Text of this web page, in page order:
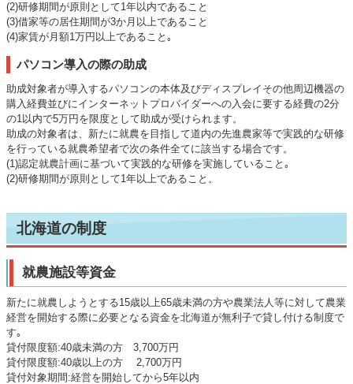
(2)研修期間が原則として1年以内であること
(3)借家等の居住期間が3か月以上であること
(4)家賃が月額1万円以上であること｡
パソコン導入の際の助成
助成対象者が導入するパソコンの本体及びディスプレイその他周辺機器の
購入経費並びにインターネットプロバイダーへの入会に要する経費の2分
の1以内で5万円を限度として助成が受けられます。
助成の対象者は、新たに就農を目指して道内の先進農家等で実践的な研修
を行っている就農希望者で次の条件全てに該当する場合です。
(1)認定就農計画に基づいて実践的な研修を実施していること｡
(2)研修期間が原則として1年以上であること。
北海道の制度
就農施設等資金
新たに就農しようとする15歳以上65歳未満の方や農業法人等に対して農業
経営を開始する際に必要となる資金を北海道が無利子で貸し付ける制度で
す｡
貸付限度額:40歳未満の方 3,700万円
貸付限度額:40歳以上の方 2,700万円
貸付対象期間:経営を開始してから5年以内